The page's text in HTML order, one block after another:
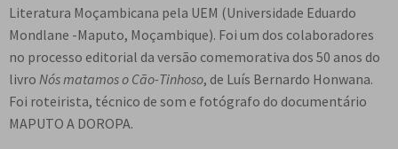
t
e
e
n
t
e
d
d
e
s
c
e
Literatura Moçambicana pela UEM (Universidade Eduardo
Mondlane -Maputo, Moçambique). Foi um dos colaboradores
no processo editorial da versão comemorativa dos 50 anos do
livro Nós matamos o Cão-Tinhoso, de Luís Bernardo Honwana.
Foi roteirista, técnico de som e fotógrafo do documentário
MAPUTO A DOROPA.